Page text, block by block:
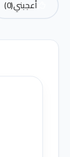
أعجبني(
0
)